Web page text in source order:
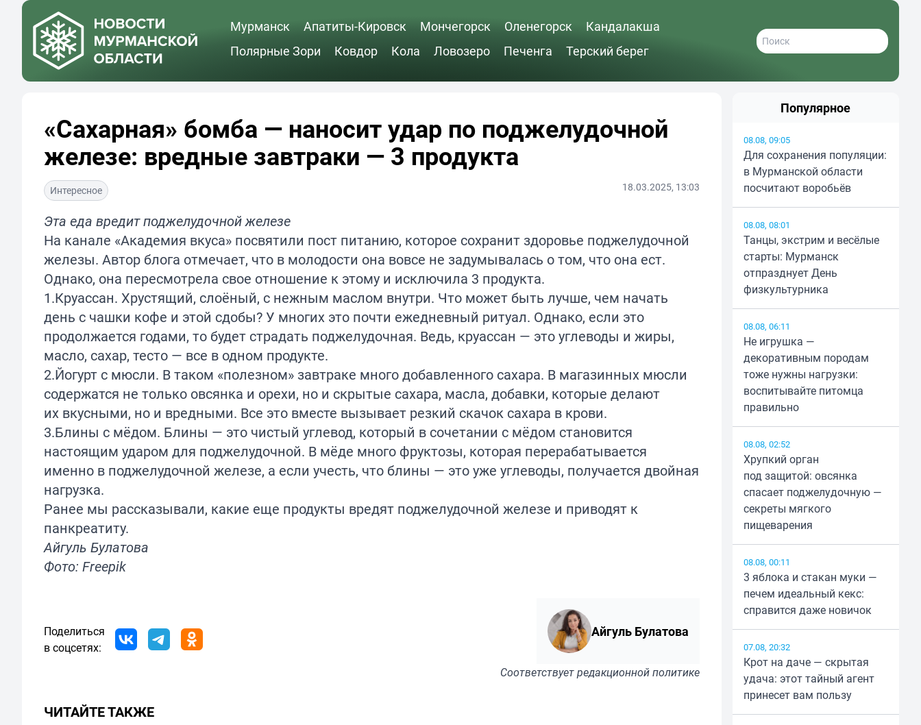
Мурманск Апатиты-Кировск Мончегорск Оленегорск
Кандалакша
Полярные Зори
Ковдор Кола Ловозеро Печенга Терский берег
«Сахарная» бомба — наносит удар по поджелудочной
железе: вредные завтраки — 3 продукта
Интересное 18.03.2025, 13:03
Эта еда вредит поджелудочной железе
На канале «Академия вкуса» посвятили пост питанию, которое сохранит здоровье поджелудочной
железы. Автор блога отмечает, что в молодости она вовсе не задумывалась о том, что она ест.
Однако, она пересмотрела свое отношение к этому и исключила 3 продукта.
1.Круассан. Хрустящий, слоёный, с нежным маслом внутри. Что может быть лучше, чем начать
день с чашки кофе и этой сдобы? У многих это почти ежедневный ритуал. Однако, если это
продолжается годами, то будет страдать поджелудочная. Ведь, круассан — это углеводы и жиры,
масло, сахар, тесто — все в одном продукте.
2.Йогурт с мюсли. В таком «полезном» завтраке много добавленного сахара. В магазинных мюсли
содержатся не только овсянка и орехи, но и скрытые сахара, масла, добавки, которые делают
их вкусными, но и вредными. Все это вместе вызывает резкий скачок сахара в крови.
3.Блины с мёдом. Блины — это чистый углевод, который в сочетании с мёдом становится
настоящим ударом для поджелудочной. В мёде много фруктозы, которая перерабатывается
именно в поджелудочной железе, а если учесть, что блины — это уже углеводы, получается двойная
нагрузка.
Ранее мы рассказывали, какие еще продукты вредят поджелудочной железе и приводят к
панкреатиту.
Айгуль Булатова
Фото: Freepik
Поделиться
в соцсетях:
Айгуль Булатова
Соответствуетредакционной политике
ЧИТАЙТЕ ТАКЖЕ
Популярное
08.08, 09:05
Для сохранения популяции:
в Мурманской области
посчитают воробьёв
08.08, 08:01
Танцы, экстрим и весёлые
старты: Мурманск
отпразднует День
физкультурника
08.08, 06:11
Не игрушка —
декоративным породам
тоже нужны нагрузки:
воспитывайте питомца
правильно
08.08, 02:52
Хрупкий орган
под защитой: овсянка
спасает поджелудочную —
секреты мягкого
пищеварения
08.08, 00:11
3 яблока и стакан муки —
печем идеальный кекс:
справится даже новичок
07.08, 20:32
Крот на даче — скрытая
удача: этот тайный агент
принесет вам пользу